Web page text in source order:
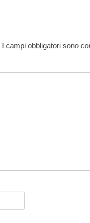
I campi obbligatori sono